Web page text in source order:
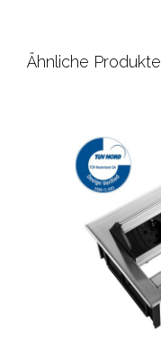
Ähnliche Produkte